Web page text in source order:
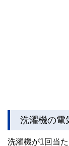
洗濯機の電
洗濯機が1回当